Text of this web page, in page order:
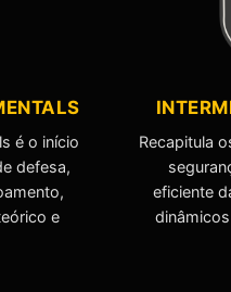
é o início
defesa,
e
Recapitula
eficiente